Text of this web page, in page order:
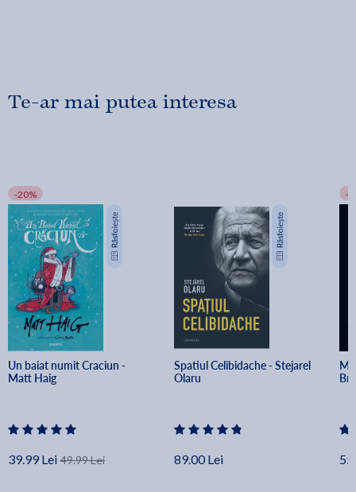
Te-ar mai putea interesa
-20%
Un baiat numit Craciun -
Matt Haig
39.99 Lei 49.99 Lei
Spatiul Celibidache - Stejarel
Olaru
89.00 Lei
-